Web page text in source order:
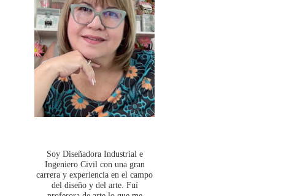
Soy Diseñadora Industrial e
Ingeniero Civil con una gran
carrera y experiencia en el campo
del diseño y del arte. Fuí